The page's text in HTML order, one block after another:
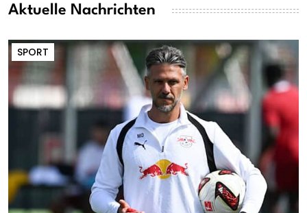
Aktuelle Nachrichten
SPORT